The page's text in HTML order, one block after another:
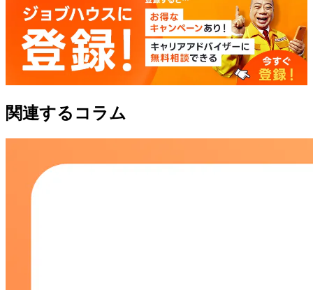
関連するコラム